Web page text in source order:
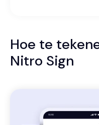
Hoe te
Nitro Sign